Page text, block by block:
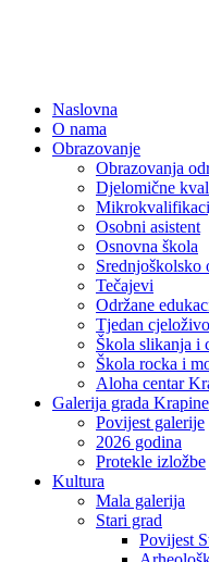
Naslovna
O nama
Obrazovanje
Obrazovanja
Djelomične
Osobni asistent
Osnovna škola
Srednjoškolsko
Tečajevi
Održane
Tjedan
Škola slikanja i
Škola rocka i
Aloha centar
Galerija grada Krapine
Povijest galerije
2026 godina
Protekle izložbe
Kultura
Mala galerija
Stari grad
Povijest